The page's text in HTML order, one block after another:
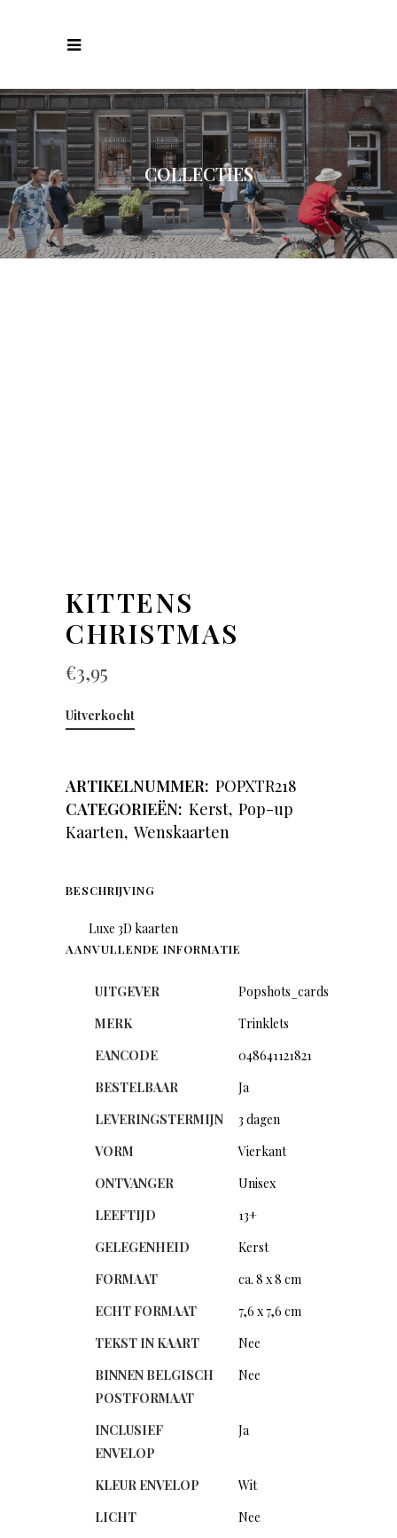
COLLECTIES
KITTENS
CHRISTMAS
€3,95
Uitverkocht
ARTIKELNUMMER: POPXTR218
CATEGORIEËN: Kerst, Pop-up
Kaarten, Wenskaarten
BESCHRIJVING
Luxe 3D kaarten
AANVULLENDE INFORMATIE
UITGEVER
Popshots_cards
MERK
Trinklets
EANCODE
048641121821
BESTELBAAR
Ja
LEVERINGSTERMIJN
3 dagen
VORM
Vierkant
ONTVANGER
Unisex
LEEFTIJD
13+
GELEGENHEID
Kerst
FORMAAT
ca. 8 x 8 cm
ECHT FORMAAT
7,6 x 7,6 cm
TEKST IN KAART
Nee
BINNEN BELGISCH
POSTFORMAAT
Nee
INCLUSIEF
ENVELOP
Ja
KLEUR ENVELOP
Wit
LICHT
Nee